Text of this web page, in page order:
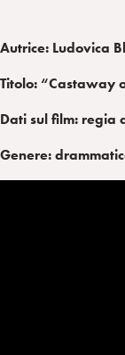
Autrice: Ludovica
Titolo: “Castaway
Dati sul film: regia
Genere: